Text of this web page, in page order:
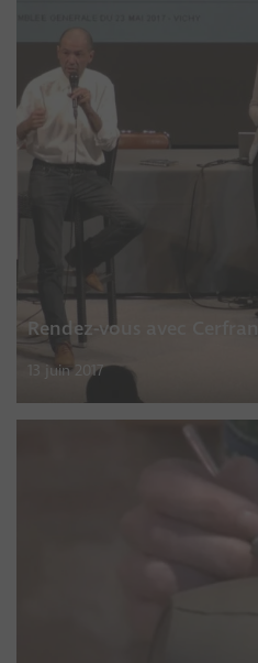
Rendez-vous avec
13 juin 2017